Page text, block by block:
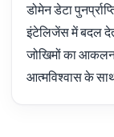
डोमेन डेटा
इंटेलिजेंस में बदल
जोखिमों का
आत्मविश्वास के